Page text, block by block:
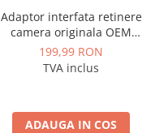
Adaptor interfata retinere
camera originala OEM
marca VAG Volkswagen,
Skoda - AD-BGCWCOEM
199,99 RON
TVA inclus
ADAUGA IN COS